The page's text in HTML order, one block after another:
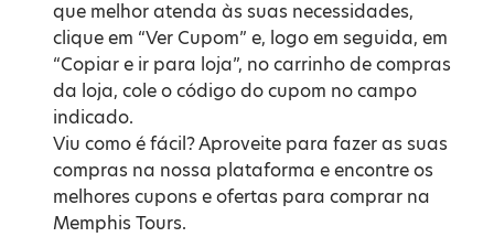
que melhor atenda às suas necessidades,
clique em “Ver Cupom” e, logo em seguida, em
“Copiar e ir para loja”, no carrinho de compras
da loja, cole o código do cupom no campo
indicado.
Viu como é fácil? Aproveite para fazer as suas
compras na nossa plataforma e encontre os
melhores cupons e ofertas para comprar na
Memphis Tours.